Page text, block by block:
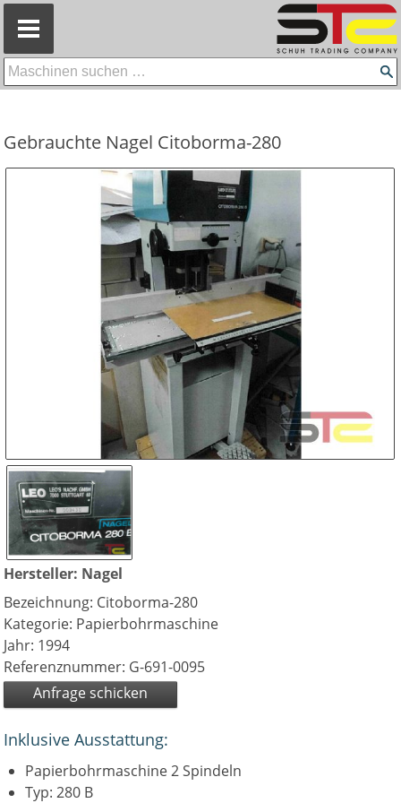
Gebrauchte Nagel Citoborma-280
Hersteller: Nagel
Bezeichnung: Citoborma-280
Kategorie: Papierbohrmaschine
Jahr: 1994
Referenznummer: G-691-0095
Anfrage schicken
Inklusive Ausstattung:
Papierbohrmaschine 2 Spindeln
Typ: 280 B